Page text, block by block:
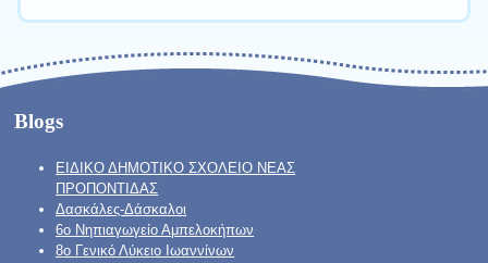
Blogs
ΕΙΔΙΚΟ ΔΗΜΟΤΙΚΟ ΣΧΟΛΕΙΟ ΝΕΑΣ
ΠΡΟΠΟΝΤΙΔΑΣ
Δασκάλες-Δάσκαλοι
6ο Νηπιαγωγείο Αμπελοκήπων
8o Γενικό Λύκειο Ιωαννίνων